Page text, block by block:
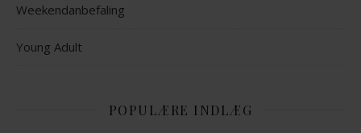
Weekendanbefaling
Young Adult
POPULÆRE INDLÆG